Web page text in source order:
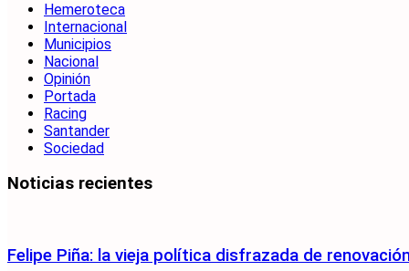
Hemeroteca
Internacional
Municipios
Nacional
Opinión
Portada
Racing
Santander
Sociedad
Noticias recientes
Felipe Piña: la vieja política disfrazada de